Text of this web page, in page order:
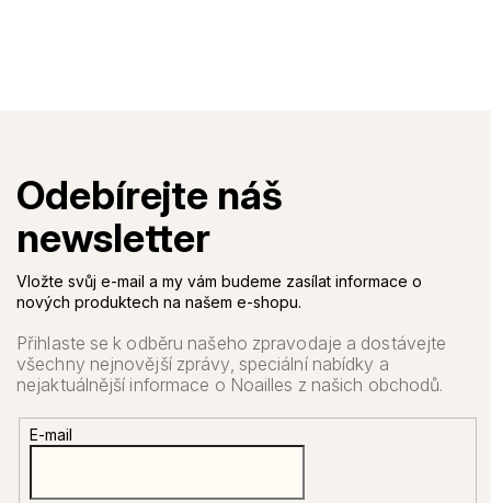
Vložte svůj e-mail a my vám budeme zasílat informace o
nových produktech na našem e-shopu.
E-mail